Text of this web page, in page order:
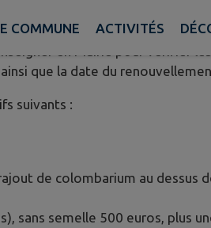
COMMUNE ACTIVITÉS
de prévoir tous les ayants
que la date du
suivants :
de colombarium au dessus
sans semelle 500 euros, plus